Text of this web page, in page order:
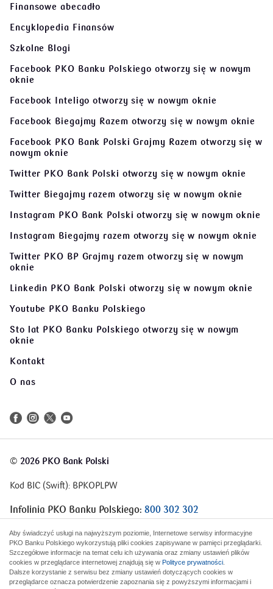
Finansowe abecadło
Encyklopedia Finansów
Szkolne Blogi
Facebook PKO Banku Polskiego otworzy się w nowym
oknie
Facebook Inteligo otworzy się w nowym oknie
Facebook Biegajmy Razem otworzy się w nowym oknie
Facebook PKO Bank Polski Grajmy Razemotworzy się w
nowym oknie
Twitter PKO Bank Polski otworzy się w nowym oknie
Twitter Biegajmy razem otworzy się w nowym oknie
Instagram PKO Bank Polski otworzy się w nowym oknie
Instagram Biegajmy razem otworzy się w nowym oknie
Twitter PKO BP Grajmy razem otworzy się w nowym
oknie
Linkedin PKO Bank Polski otworzy się w nowym oknie
Youtube PKO Banku Polskiego
Sto lat PKO Banku Polskiego otworzy się w nowym
oknie
Kontakt
O nas
© 2026 PKO Bank Polski
Kod BIC (Swift): BPKOPLPW
Infolinia PKO Banku Polskiego: 800 302 302
Infolinia Korporacje i Samorządy:801 363 636
Aby świadczyć usługi na najwyższym poziomie, Internetowe serwisy informacyjne
PKO Banku Polskiego wykorzystują pliki cookies zapisywane w pamięci przeglądarki.
Szczegółowe informacje na temat celu ich używania oraz zmiany ustawień plików
cookies w przeglądarce internetowej znajdują się w Polityce prywatności
Dalsze korzystanie z serwisu bez zmiany ustawień dotyczących cookies w
przeglądarce oznacza potwierdzenie zapoznania się z powyższymi informacjami i